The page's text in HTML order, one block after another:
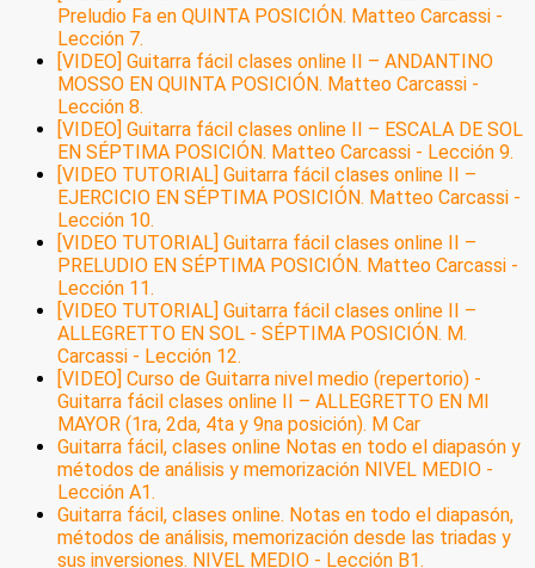
Preludio Fa en QUINTA POSICIÓN. Matteo Carcassi -
Lección 7.
[VIDEO] Guitarra fácil clases online II – ANDANTINO
MOSSO EN QUINTA POSICIÓN. Matteo Carcassi -
Lección 8.
[VIDEO] Guitarra fácil clases online II – ESCALA DE SOL
EN SÉPTIMA POSICIÓN. Matteo Carcassi - Lección 9.
[VIDEO TUTORIAL] Guitarra fácil clases online II –
EJERCICIO EN SÉPTIMA POSICIÓN. Matteo Carcassi -
Lección 10.
[VIDEO TUTORIAL] Guitarra fácil clases online II –
PRELUDIO EN SÉPTIMA POSICIÓN. Matteo Carcassi -
Lección 11.
[VIDEO TUTORIAL] Guitarra fácil clases online II –
ALLEGRETTO EN SOL - SÉPTIMA POSICIÓN. M.
Carcassi - Lección 12.
[VIDEO] Curso de Guitarra nivel medio (repertorio) -
Guitarra fácil clases online II – ALLEGRETTO EN MI
MAYOR (1ra, 2da, 4ta y 9na posición). M Car
Guitarra fácil, clases online Notas en todo el diapasón y
métodos de análisis y memorización NIVEL MEDIO -
Lección A1.
Guitarra fácil, clases online. Notas en todo el diapasón,
métodos de análisis, memorización desde las triadas y
sus inversiones. NIVEL MEDIO - Lección B1.